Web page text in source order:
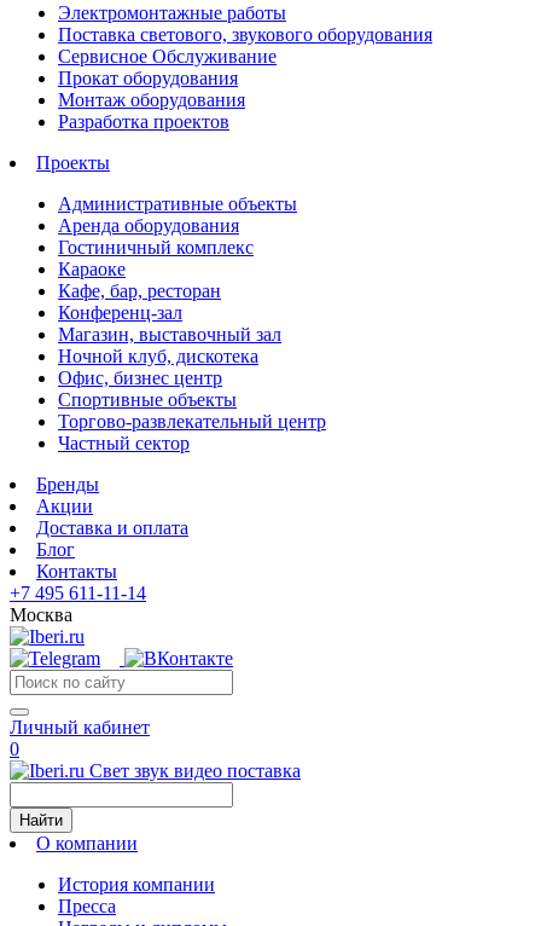
Электромонтажные работы
Поставка светового, звукового оборудования
Сервисное Обслуживание
Прокат оборудования
Монтаж оборудования
Разработка проектов
Проекты
Административные объекты
Аренда оборудования
Гостиничный комплекс
Караоке
Кафе, бар, ресторан
Конференц-зал
Магазин, выставочный зал
Ночной клуб, дискотека
Офис, бизнес центр
Спортивные объекты
Торгово-развлекательный центр
Частный сектор
Бренды
Акции
Доставка и оплата
Блог
Контакты
+7 495 611-11-14
Москва
Личный кабинет
0
Свет звук видео поставка
Найти
О компании
История компании
Пресса